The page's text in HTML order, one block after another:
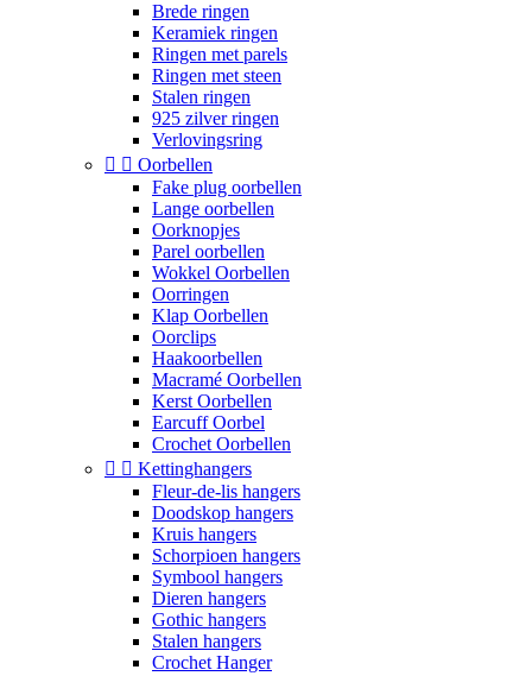
Brede ringen
Keramiek ringen
Ringen met parels
Ringen met steen
Stalen ringen
925 zilver ringen
Verlovingsring
  Oorbellen
Fake plug oorbellen
Lange oorbellen
Oorknopjes
Parel oorbellen
Wokkel Oorbellen
Oorringen
Klap Oorbellen
Oorclips
Haakoorbellen
Macramé Oorbellen
Kerst Oorbellen
Earcuff Oorbel
Crochet Oorbellen
  Kettinghangers
Fleur-de-lis hangers
Doodskop hangers
Kruis hangers
Schorpioen hangers
Symbool hangers
Dieren hangers
Gothic hangers
Stalen hangers
Crochet Hanger